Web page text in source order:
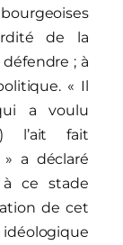
de la
; à
« Il
a voulu
l’ait fait
a déclaré
ce stade
de cet